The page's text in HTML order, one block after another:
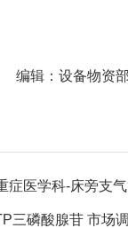
编辑：设备物资部
症医学科-床旁支
三磷酸腺苷 市场